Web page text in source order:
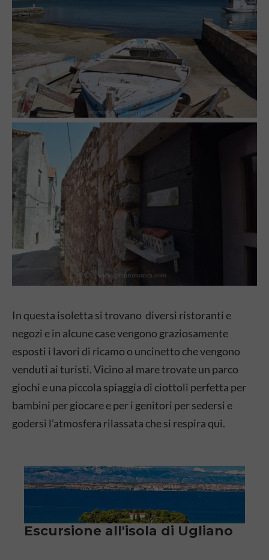
In questa isoletta si trovano diversi ristoranti e
negozi e in alcune case vengono graziosamente
esposti i lavori di ricamo o uncinetto che vengono
venduti ai turisti. Vicino al mare trovate un parco
giochi e una piccola spiaggia di ciottoli perfetta per
bambini per giocare e per i genitori per sedersi e
godersi l’atmosfera rilassata che si respira qui.